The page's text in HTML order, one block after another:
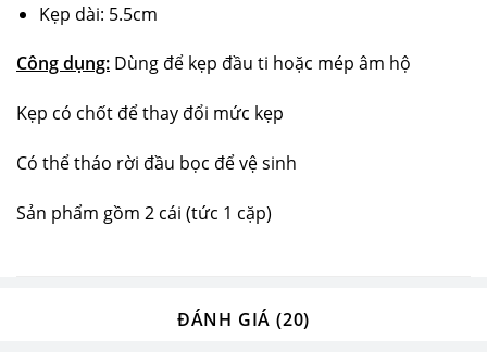
Kẹp dài: 5.5cm
Công dụng: Dùng để kẹp đầu ti hoặc mép âm hộ
Kẹp có chốt để thay đổi mức kẹp
Có thể tháo rời đầu bọc để vệ sinh
Sản phẩm gồm 2 cái (tức 1 cặp)
ĐÁNH GIÁ (20)